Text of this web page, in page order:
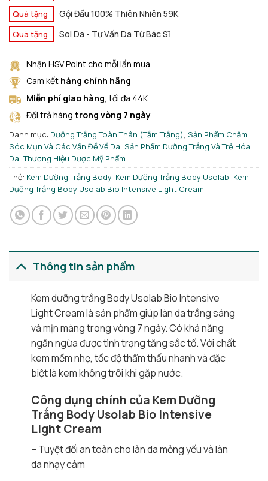
Quà tặng Gội Đầu 100% Thiên Nhiên 59K
Quà tặng Soi Da - Tư Vấn Da Từ Bác Sĩ
Nhận HSV Point cho mỗi lần mua
Cam kết hàng chính hãng
Miễn phí giao hàng , tối đa 44K
Đổi trả hàng trong vòng 7 ngày
Danh mục: Dưỡng Trắng Toàn Thân (Tắm Trắng), Sản Phẩm Chăm
Sóc Mụn Và Các Vấn Đề Về Da, Sản Phẩm Dưỡng Trắng Và Trẻ Hóa
Da,Thương Hiệu Dược Mỹ Phẩm
Thẻ: Kem Dưỡng Trắng Body, Kem Dưỡng Trắng Body Usolab, Kem
Dưỡng Trắng Body Usolab Bio Intensive Light Cream
Thông tin sản phẩm
Kem dưỡng trắng Body Usolab Bio Intensive
Light Cream là sản phẩm giúp làn da trắng sáng
và mịn màng trong vòng 7 ngày. Có khả năng
ngăn ngừa được tình trạng tăng sắc tố. Với chất
kem mềm nhẹ, tốc độ thẩm thấu nhanh và đặc
biệt là kem không trôi khi gặp nước.
Công dụng chính của Kem Dưỡng
Trắng Body Usolab Bio Intensive
Light Cream
– Tuyệt đối an toàn cho làn da mỏng yếu và làn
da nhạy cảm